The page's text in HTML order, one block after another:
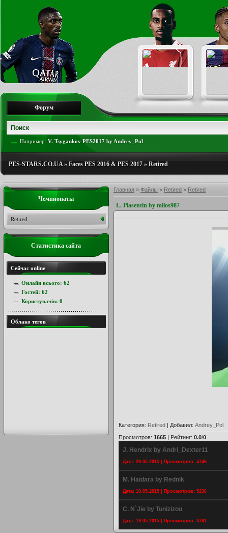
Форум
Например: V. Tsygankov PES2017 by Andrey_Pol
PES-STARS.CO.UA» Faces PES 2016 & PES 2017 » Retired
Главная » Файлы » Retired » Retired
L. Piasentin by milos987
Категория: Retired | Добавил: Andrey_Pol
Просмотров: 1665 | Рейтинг: 0.0/0
J. Hendrix by Andri_Dexter11
Дата: 29.05.2015 | Просмотров: 4746
M. Haidara by Rednik
Дата: 10.05.2015 | Просмотров: 5236
C. N`Jie by Tunizizou
Дата: 19.05.2015 | Просмотров: 3781
Чемпионаты
Retired
Статистика сайта
Сейчас online
Онлайн всього: 62
Гостей: 62
Користувачів: 0
Облако тегов